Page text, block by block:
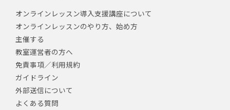
オンラインレッスン導入支援講座について
オンラインレッスンのやり方、始め方
主催する
教室運営者の方へ
免責事項／利用規約
ガイドライン
外部送信について
よくある質問